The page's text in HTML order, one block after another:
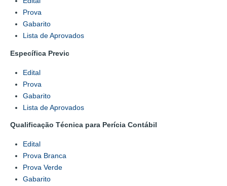
Prova
Gabarito
Lista de Aprovados
Específica Previc
Edital
Prova
Gabarito
Lista de Aprovados
Qualificação Técnica para Perícia Contábil
Edital
Prova Branca
Prova Verde
Gabarito